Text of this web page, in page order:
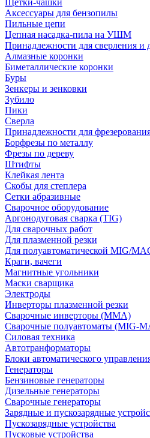
Щетки-чашки
Аксессуары для бензопилы
Пильные цепи
Цепная насадка-пила на УШМ
Принадлежности для сверления и
Алмазные коронки
Биметаллические коронки
Буры
Зенкеры и зенковки
Зубило
Пики
Сверла
Принадлежности для
Борфрезы по металлу
Фрезы по дереву
Штифты
Клейкая лента
Скобы для степлера
Сетки абразивные
Сварочное оборудование
Аргонодуговая сварка (TIG)
Для сварочных работ
Для плазменной резки
Для полуавтоматической MIG/
Краги, вачеги
Магнитные угольники
Маски сварщика
Электроды
Инверторы плазменной резки
Сварочные инверторы (MMA)
Сварочные полуавтоматы (MIG-
Силовая техника
Автотранформаторы
Блоки автоматического
Генераторы
Бензиновые генераторы
Дизельные генераторы
Сварочные генераторы
Зарядные и пускозарядные
Пускозарядные устройства
Пусковые устройства